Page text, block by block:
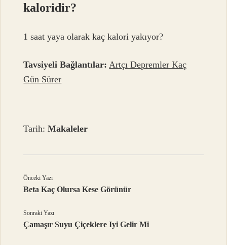
kaloridir?
1 saat yaya olarak kaç kalori yakıyor?
Tavsiyeli Bağlantılar: Artçı Depremler Kaç
Gün Sürer
Tarih:Makaleler
Önceki Yazı
Beta Kaç Olursa Kese Görünür
Sonraki Yazı
Çamaşır Suyu Çiçeklere Iyi Gelir Mi